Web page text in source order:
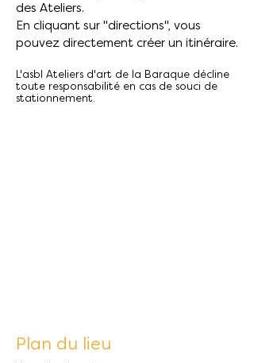
des Ateliers.
En cliquant sur "directions", vous
pouvez directement créer un itinéraire.
L'asbl Ateliers d'art de la Baraque décline
toute responsabilité en cas de souci de
stationnement.​​​​
Plan du lieu